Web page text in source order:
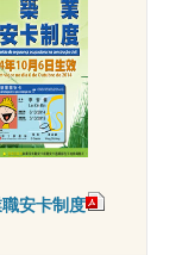
安卡制度